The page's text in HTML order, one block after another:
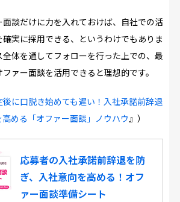
面談だけに力を入れておけば、自社での活
実に採用できる、というわけでもありま
体を通してフォローを行った上での、最
ァー面談を活用できると理想的です。
後に口説き始めても遅い！入社承諾前辞退
める「オファー面談」ノウハウ』）
応募者の入社承諾前辞退を防
ぎ、入社意向を高める！オフ
ァー面談準備シート